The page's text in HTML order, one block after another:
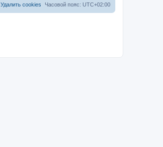
Часовой пояс: UTC+02:00
Удалить cookies